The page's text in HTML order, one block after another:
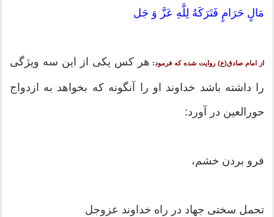
مَالٍ حَرَامٍ فَتَرَکَهُ لِلَّهِ عَزَّ وَ جَل
از امام صادق(ع) روایت شده که فرمود: هر کس یکی از این سه ویژگی
را داشته باشد خداوند او را آنگونه که بخواهد به ازدواج
حورالعین در آورد:
فرو بردن خشم،
تحمل سختی جهاد در راه خداوند عزوجل